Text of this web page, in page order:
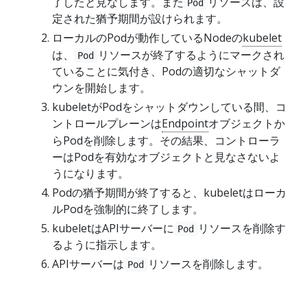
Pod
定された猶予期間が設けられます。
ローカルのPodが動作しているNodeのkubelet
は、
Pod
リソースが終了するようにマークされ
ていることに気付き、Podの適切なシャットダ
ウンを開始します。
kubeletがPodをシャットダウンしている間、コ
ントロールプレーンはEndpointオブジェクトか
らPodを削除します。その結果、コントローラ
ーはPodを有効なオブジェクトと見なさないよ
うになります。
Podの猶予期間が終了すると、kubeletはローカ
ルPodを強制的に終了します。
kubeletはAPIサーバーに Pod
リソースを削除す
るように指示します。
APIサーバーは Pod リソースを削除します。